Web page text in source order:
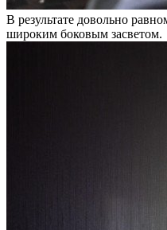
В результате довольно
широким боковым засветом.